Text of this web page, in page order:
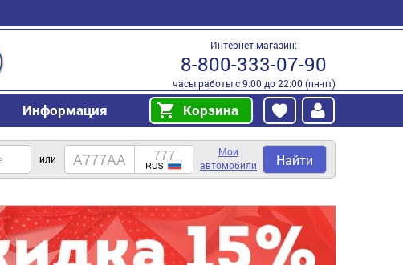
Интернет-магазин:
8-800-333-07-90
часы работы с 9:00 до 22:00 (пн-пт)
Информация Корзина
или
Мои
автомобили
Найти